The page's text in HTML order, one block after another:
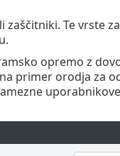
zaščitniki. Te vrste
opremo z
primer orodja za